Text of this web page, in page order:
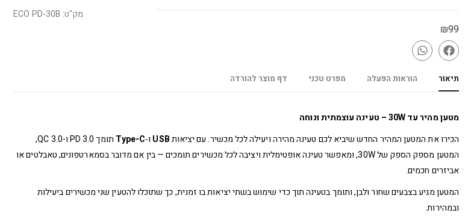
₪99
מק"ט: ECO PD-30B
תיאור הוראות הפעלה מפרט טכני דף מוצר להורדה
מטען מהיר עד 30W – טעינה עוצמתית ונוחה
הכירו את המטען המהיר החדש שיביא לכם טעינה מהירה ויעילה לכל מכשיר. עם יציאותUSB ו-Type-C
תומך PD 3.0 ו-QC 3.0,
המטען מספק הספק של 30W, ומאפשר טעינה אופטימלית ויציבה לכל מכשירים תומכים — בין אם מדובר בסמארטפונים, טאבלטים או
אביזרים חכמים.
המטען מגיע בצבעים שחור ולבן, ותומך בטעינה תוך כדי שימוש בשתי יציאות בו זמנית, כך שתוכלו להטעין שני מכשירים ביעילות
ובמהירות.